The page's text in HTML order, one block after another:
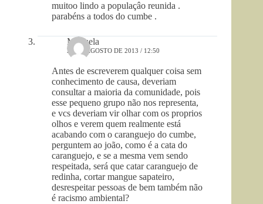
muitoo lindo a populaçâo reunida .
parabéns a todos do cumbe .
Manuela
23 DE AGOSTO DE 2013 / 12:50
Antes de escreverem qualquer coisa sem
conhecimento de causa, deveriam
consultar a maioria da comunidade, pois
esse pequeno grupo não nos representa,
e vcs deveriam vir olhar com os proprios
olhos e verem quem realmente está
acabando com o caranguejo do cumbe,
perguntem ao joão, como é a cata do
caranguejo, e se a mesma vem sendo
respeitada, será que catar caranguejo de
redinha, cortar mangue sapateiro,
desrespeitar pessoas de bem também não
é racismo ambiental?